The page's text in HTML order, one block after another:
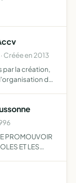
Créée en 2013
par la création,
de
PROMOUVOIR
ET LES